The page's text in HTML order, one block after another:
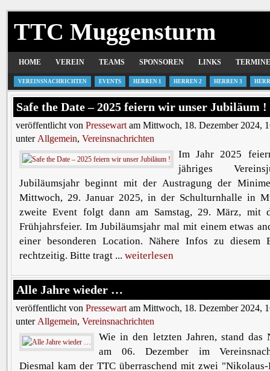
TTC Muggensturm
HOME VEREIN TEAMS SPONSOREN LINKS TERMINE
VEREINSNACHRICHTEN EVENTS HERREN 1 HERREN 2 HERREN 3
Safe the Date – 2025 feiern wir unser Jubiläum !
veröffentlicht von Pressewart am Mittwoch, 18. Dezember 2024,
unter Allgemein, Vereinsnachrichten
Im Jahr 2025
jähriges
Jubiläumsjahr beginnt mit der Austragung der
Mittwoch, 29. Januar 2025, in der Schulturnhalle in
zweite Event folgt dann am Samstag, 29. März, mit
Frühjahrsfeier. Im Jubiläumsjahr mal mit einem etwas
einer besonderen Location. Nähere Infos zu diesem
rechtzeitig. Bitte tragt ... weiterlesen
Alle Jahre wieder …
veröffentlicht von Pressewart am Mittwoch, 18. Dezember 2024,
unter Allgemein, Vereinsnachrichten
Wie in den letzten Jahren, stand das
am 06. Dezember im
Diesmal kam der TTC überraschend mit zwei